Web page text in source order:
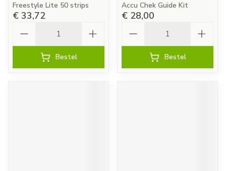
Freestyle Lite 50 strips
€ 33,72
Bestel
Accu Chek Guide Kit
€ 28,00
Bestel